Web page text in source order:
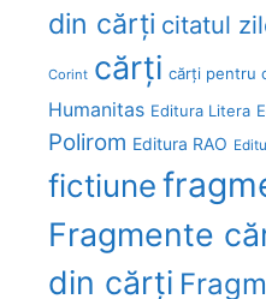
din cărți citatul
Corint cărți cărți pentru
Humanitas Editura Litera
Polirom Editura RAO
fictiune
Fragmente
din cărți